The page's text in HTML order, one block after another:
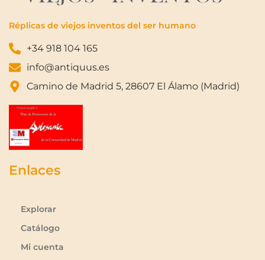
Réplicas de viejos inventos del ser humano
+34 918 104 165
info@antiquus.es
Camino de Madrid 5, 28607 El Álamo (Madrid)
Enlaces
Explorar
Catálogo
Mi cuenta